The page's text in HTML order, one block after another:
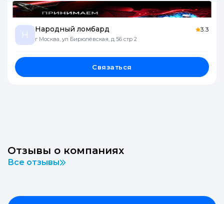
Н
Народный ломбард
г Москва, ул Бирюлёвская, д 56 стр 2
3.3
Связаться
Отзывы о компаниях
Все отзывы